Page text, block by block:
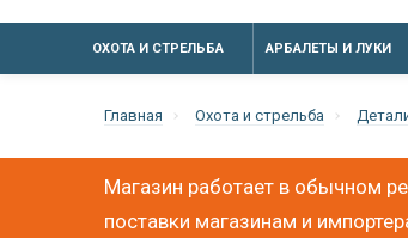
ОХОТА И СТРЕЛЬБА АРБАЛЕТЫ И ЛУКИ
Главная Охота и стрельба
Магазин работает в обычном
поставки магазинам и